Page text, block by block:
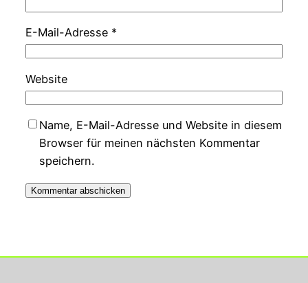
E-Mail-Adresse *
Website
Name, E-Mail-Adresse und Website in diesem
Browser für meinen nächsten Kommentar
speichern.